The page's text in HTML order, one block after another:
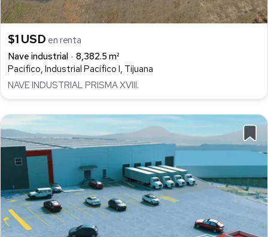
$1 USD en renta
Nave industrial
8,382.5 m²
Pacifico, Industrial Pacífico I, Tijuana
NAVE INDUSTRIAL PRISMA XVIII.